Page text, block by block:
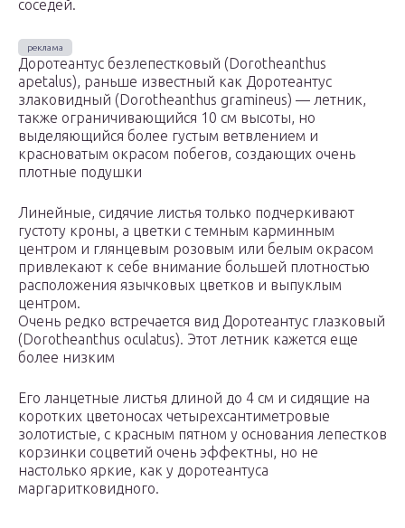
соседей.
Доротеантус безлепестковый (Dorotheanthus
apetalus), раньше известный как Доротеантус
злаковидный (Dorotheanthus gramineus) — летник,
также ограничивающийся 10 см высоты, но
выделяющийся более густым ветвлением и
красноватым окрасом побегов, создающих очень
плотные подушки
Линейные, сидячие листья только подчеркивают
густоту кроны, а цветки с темным карминным
центром и глянцевым розовым или белым окрасом
привлекают к себе внимание большей плотностью
расположения язычковых цветков и выпуклым
центром.
Очень редко встречается вид Доротеантус глазковый
(Dorotheanthus oculatus). Этот летник кажется еще
более низким
Его ланцетные листья длиной до 4 см и сидящие на
коротких цветоносах четырехсантиметровые
золотистые, с красным пятном у основания лепестков
корзинки соцветий очень эффектны, но не
настолько яркие, как у доротеантуса
маргаритковидного.